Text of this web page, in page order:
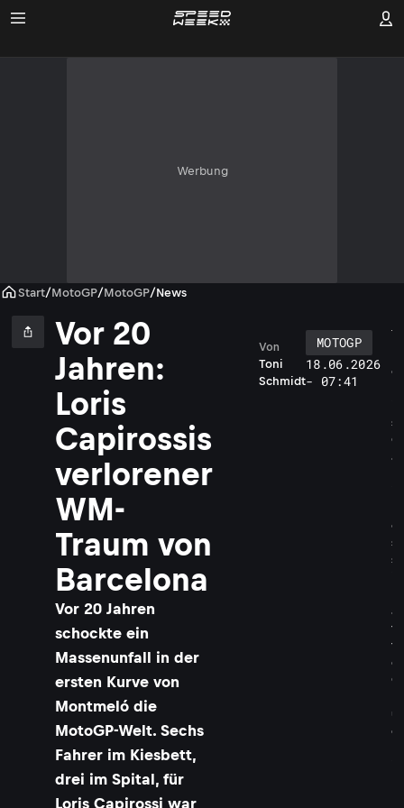
Werbung
Start/MotoGP/MotoGP/News
Vor 20
Jahren:
Loris
Capirossis
verlorener
WM-
Traum von
Barcelona
Vor 20 Jahren
schockte ein
Massenunfall in der
ersten Kurve von
Montmeló die
MotoGP-Welt. Sechs
Fahrer im Kiesbett,
drei im Spital, für
Loris Capirossi war
Toni
Schmidt
Von
MOTOGP
18.06.2026
- 07:41
o
s
C
a
o
s
s
a
t
t
e
G
ü
c